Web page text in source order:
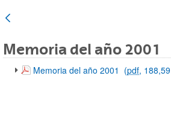
ocultar subpáginas
Memoria del año 2001
(Abre una nueva ventana)
Memoria del año 2001 (pdf, 188,59